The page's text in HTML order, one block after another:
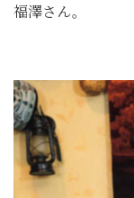
福澤さん。